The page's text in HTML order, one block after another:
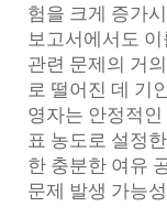
험을 크게 증가
보고서에서도
관련 문제의 거
로 떨어진 데 기
영자는 안정적
표 농도로 설정
한 충분한 여유
문제 발생 가능